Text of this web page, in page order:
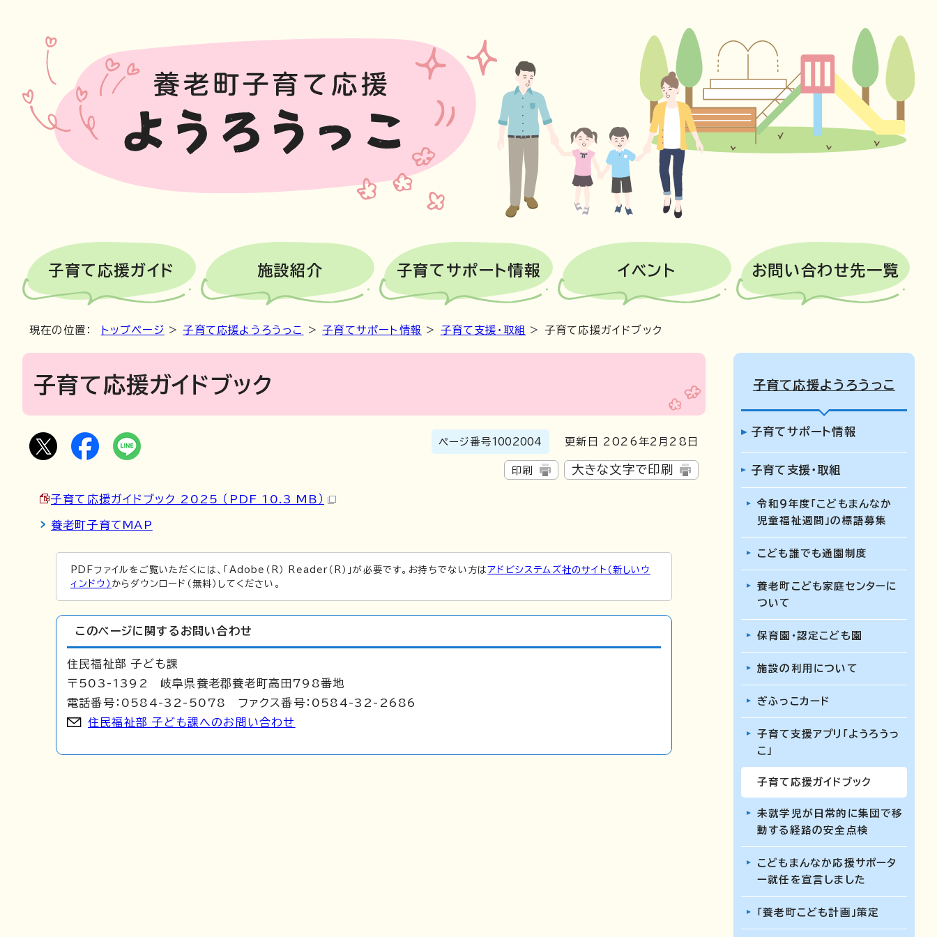
子育て応援ガイド 施設紹介 子育てサポート情報 イベント お問い合わせ先一覧
現在の位置： トップページ >子育て応援ようろうっこ >子育てサポート情報 > 子育て支援・取組 > 子育て応援ガイドブック
子育て応援ガイドブック
ページ番号1002004 更新日 2026年2月28日
印刷 大きな文字で印刷
子育て応援ガイドブック 2025 （PDF 10.3 MB）
養老町子育てMAP
PDFファイルをご覧いただくには、「Adobe（R） Reader（R）」が必要です。お持ちでない方はアドビシステムズ社のサイト（新しいウ
ィンドウ） からダウンロード（無料）してください。
このページに関する お問い合わせ
住民福祉部 子ども課
〒503-1392 岐阜県養老郡養老町高田798番地
電話番号：0584-32-5078 ファクス番号：0584-32-2686
住民福祉部 子ども課へのお問い合わせ
子育て応援ようろうっこ
子育てサポート情報
子育て支援・取組
令和9年度「こどもまんなか
児童福祉週間」の標語募集
こども誰でも通園制度
養老町こども家庭センターに
ついて
保育園・認定こども園
施設の利用について
ぎふっこカード
子育て支援アプリ「ようろうっ
こ」
子育て応援ガイドブック
未就学児が日常的に集団で移
動する経路の安全点検
こどもまんなか応援サポータ
ー就任を宣言しました
「養老町こども計画」策定